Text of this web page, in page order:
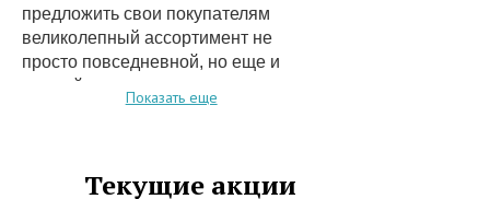
предложить свои покупателям
великолепный ассортимент не
просто повседневной, но еще и
модной одежды как от
американских, так и от
Ego ориентирован на активных
Показать еще
Текущие акции